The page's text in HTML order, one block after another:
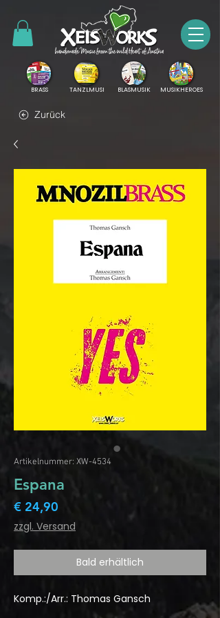
BRASS TANZLMUSI BLASMUSIK MUSIKHEROES
Zurück
Artikelnummer: XW-4534
Espana
€ 24,90
zzgl. Versand
Bald erhältlich
Komp.:/Arr.: Thomas Gansch